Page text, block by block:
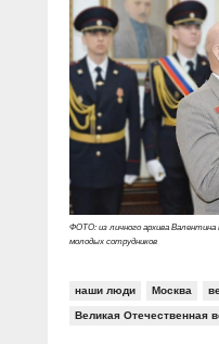
ФОТО: из личного архива Валентина
молодых сотрудников
наши люди Москва
Великая Отечественная